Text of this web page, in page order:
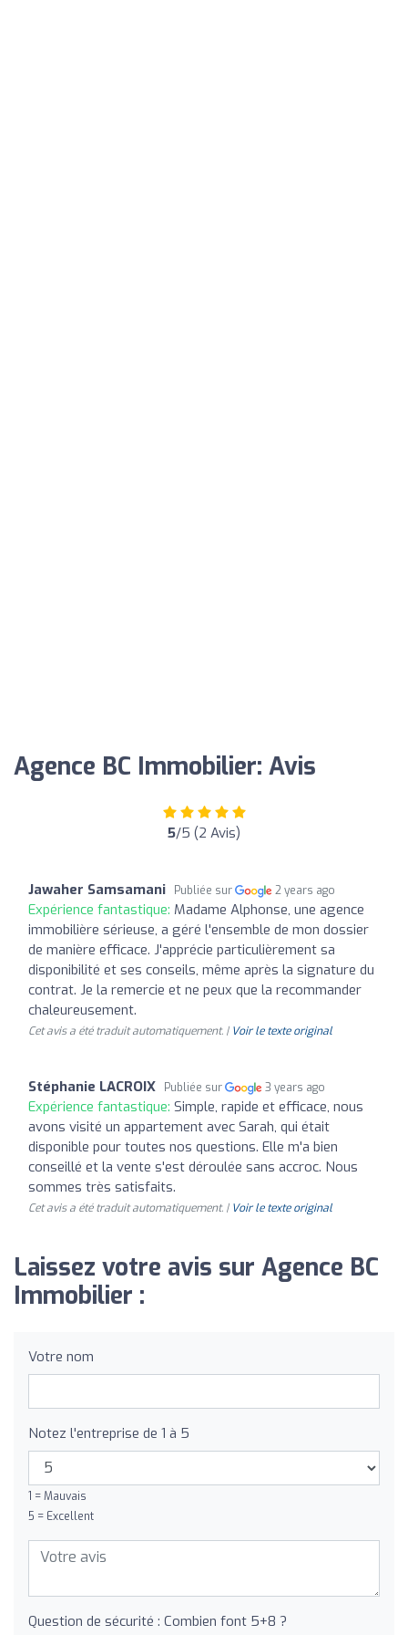
Agence BC Immobilier: Avis
5/5 (2 Avis)
Jawaher Samsamani Publiée sur 2 years ago
Expérience fantastique: Madame Alphonse, une agence
immobilière sérieuse, a géré l'ensemble de mon dossier
de manière efficace. J'apprécie particulièrement sa
disponibilité et ses conseils, même après la signature du
contrat. Je la remercie et ne peux que la recommander
chaleureusement.
Cet avis a été traduit automatiquement. | Voir le texte original
Stéphanie LACROIX Publiée sur 3 years ago
Expérience fantastique: Simple, rapide et efficace, nous
avons visité un appartement avec Sarah, qui était
disponible pour toutes nos questions. Elle m'a bien
conseillé et la vente s'est déroulée sans accroc. Nous
sommes très satisfaits.
Cet avis a été traduit automatiquement. | Voir le texte original
Laissez votre avis sur Agence BC
Immobilier :
Votre nom
Notez l'entreprise de 1 à 5
1 = Mauvais
5 = Excellent
Question de sécurité : Combien font 5+8 ?